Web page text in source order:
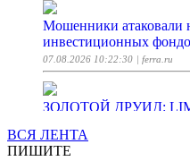
Мошенники атаковали
инвестиционных
07.08.2026 10:22:30 | ferra.ru
ЗОЛОТОЙ ДРУИД:
ВСЯ ЛЕНТА
ПИШИТЕ